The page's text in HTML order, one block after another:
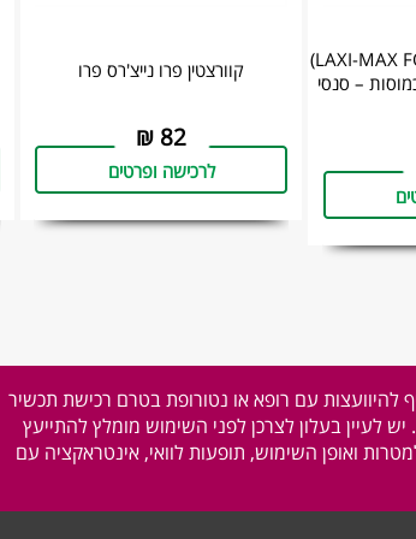
לקסי-מקס פורטה (LAXI-MAX FORTE)
צמחים 100 כמוסות – סנסי
קוורצטין פרו נייצ'רס פרו
82
₪
לרכישה ופרטים
להיוועצות עם רופא או נטורופת בטרם רכישת תכשיר
לעיין בעלון לצרכן לפני השימוש מומלץ להתייעץ
ואופן השימוש, תופעות לוואי, אינטראקציה עם